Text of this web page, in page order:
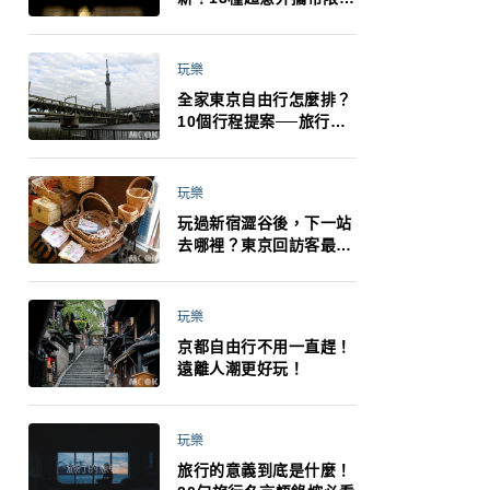
最高還罰百萬！注意事項
玩樂
全家東京自由行怎麼排？
10個行程提案──旅行不
法！
玩樂
玩過新宿澀谷後，下一站
去哪裡？東京回訪客最推
玩樂
京都自由行不用一直趕！
遠離人潮更好玩！
玩樂
旅行的意義到底是什麼！